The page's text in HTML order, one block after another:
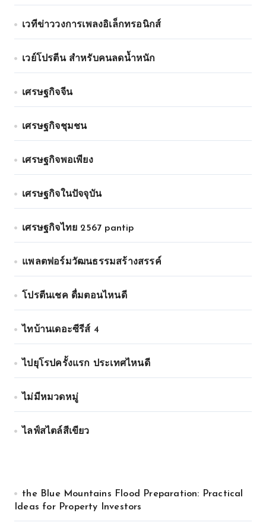
เวทีข่าววงการเพลงอิเล็กทรอนิกส์
เวย์โปรตีน สำหรับคนลดน้ำหนัก
เศรษฐกิจจีน
เศรษฐกิจชุมชน
เศรษฐกิจพอเพียง
เศรษฐกิจในปัจจุบัน
เศรษฐกิจไทย 2567 pantip
แพลตฟอร์มวัฒนธรรมสร้างสรรค์
โปรตีนเชค ดื่มตอนไหนดี
ไทบ้านเดอะซีรีส์ 4
ไปยุโรปครั้งแรก ประเทศไหนดี
ไม่มีหมวดหมู่
ไลฟ์สไตล์สีเขียว
the Blue Mountains Flood Preparation: Practical
Ideas for Property Investors